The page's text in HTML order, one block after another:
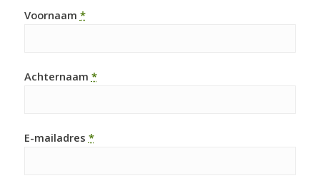
Voornaam *
Achternaam *
E-mailadres *